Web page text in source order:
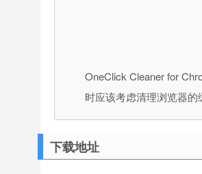
OneClick Cleaner for
时应该考虑清理浏览器
下载地址